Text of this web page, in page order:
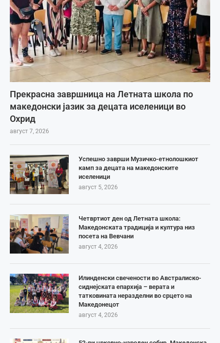
Прекрасна завршница на Летната школа по
македонски јазик за децата иселеници во
Охрид
август 7, 2026
Успешно заврши Музичко-етнолошкиот
камп за децата на македонските
иселеници
август 5, 2026
Четвртиот ден од Летната школа:
Македонската традиција и култура низ
посета на Вевчани
август 4, 2026
Илинденски свечености во Австралиско-
сиднејската епархија – верата и
татковината неразделни во срцето на
Македонецот
август 4, 2026